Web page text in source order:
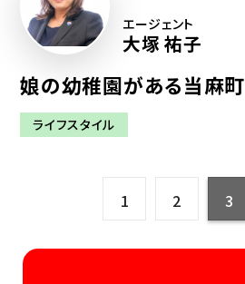
エージェント
大塚 祐子
娘の幼稚園がある当麻町
ライフスタイル
1 2 3